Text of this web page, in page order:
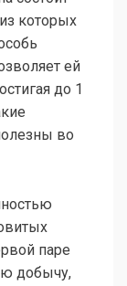
которых
ей
до 1
во
паре
добычу,